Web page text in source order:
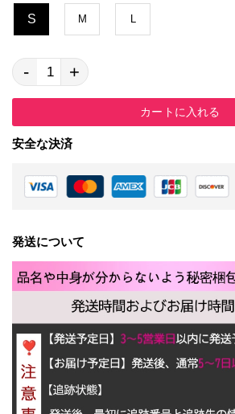
S M L
- +
カートに入れる
安全な決済
発送について